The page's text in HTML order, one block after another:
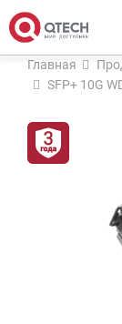
Главная
SFP+ 10G